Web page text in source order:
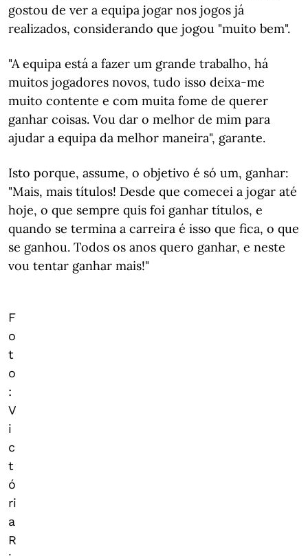
gostou de ver a equipa jogar nos jogos já
realizados, considerando que jogou "muito bem".
"A equipa está a fazer um grande trabalho, há
muitos jogadores novos, tudo isso deixa-me
muito contente e com muita fome de querer
ganhar coisas. Vou dar o melhor de mim para
ajudar a equipa da melhor maneira", garante.
Isto porque, assume, o objetivo é só um, ganhar:
"Mais, mais títulos! Desde que comecei a jogar até
hoje, o que sempre quis foi ganhar títulos, e
quando se termina a carreira é isso que fica, o que
se ganhou. Todos os anos quero ganhar, e neste
vou tentar ganhar mais!"
F
o
t
o
:
V
i
c
t
ó
ri
a
R